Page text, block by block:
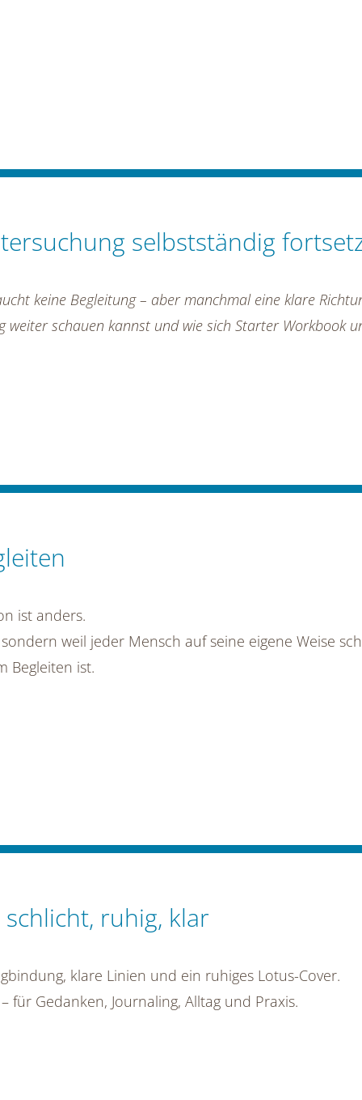
selbstständig
keine Begleitung – aber manchmal eine klare
weiter schauen kannst und wie sich Starter Workbook
ist anders.
weil jeder Mensch auf seine eigene Weise
Begleiten ist.
ruhig, klar
klare Linien und ein ruhiges Lotus-Cover.
für Gedanken, Journaling, Alltag und Praxis.